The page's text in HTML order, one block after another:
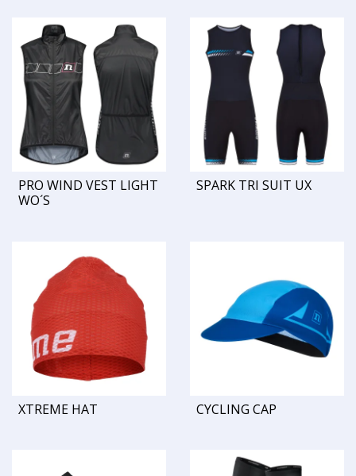
PRO WIND VEST LIGHT
WO´S
SPARK TRI SUIT UX
XTREME HAT CYCLING CAP